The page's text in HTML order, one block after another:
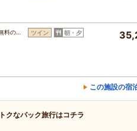
料の… ツイン 朝・夕
この施設の宿
クなパック旅行はコチラ